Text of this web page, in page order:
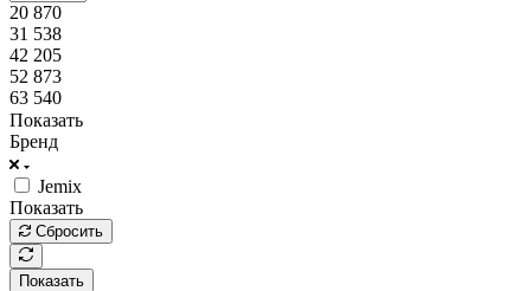
20 870
31 538
42 205
52 873
63 540
Показать
Бренд
Jemix
Показать
Сбросить
Показать